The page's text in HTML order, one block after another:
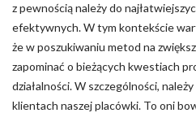
z pewnością należy do
efektywnych. W tym kontekście
że w poszukiwaniu metod na
zapominać o bieżących kwestiach
działalności. W szczególności,
klientach naszej placówki. To oni